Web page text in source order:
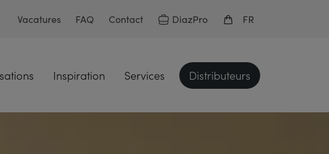
Vacatures FAQ Contact DiazPro FR
Inspiration Services Distributeurs